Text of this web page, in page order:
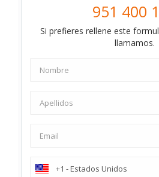
951 400
Si prefieres rellene este
llamamos.